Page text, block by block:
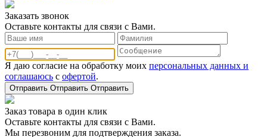
Заказать звонoк
Оставьте контакты для связи с Вами.
Я даю согласие на обработку моих персональных данных и
соглашаюсь с офертой.
Отправить Отправить Отправить
Заказ товара в один клик
Оставьте контакты для связи с Вами.
Мы перезвоним для подтверждения заказа.